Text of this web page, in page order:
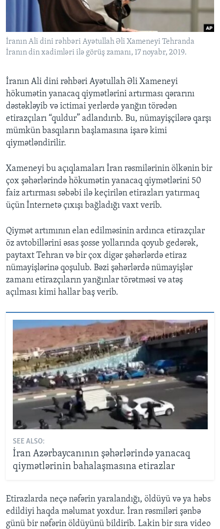
BIZI IZLƏYIN
İranın Ali dini rəhbəri Ayətullah Əli Xameneyi Tehranda
İranın din xadimləri ilə görüş zamanı, 17 noyabr, 2019.
İranın Ali dini rəhbəri Ayətullah Əli Xameneyi
hökumətin yanacaq qiymətlərini artırması qərarını
dəstəkləyib və ictimai yerlərdə yanğın törədən
etirazçıları “quldur” adlandırıb. Bu, nümayişçilərə qarşı
mümkün basqıların başlamasına işarə kimi
qiymətləndirilir.
Xameneyi bu açıqlamaları İran rəsmilərinin ölkənin bir
çox şəhərlərində hökumətin yanacaq qiymətlərini 50
faiz artırması səbəbi ilə keçirilən etirazları yatırmaq
üçün İnternetə çıxışı bağladığı vaxt verib.
Qiymət artımının elan edilməsinin ardınca etirazçılar
öz avtobillərini əsas şosse yollarında qoyub gedərək,
paytaxt Tehran və bir çox digər şəhərlərdə etiraz
nümayişlərinə qoşulub. Bəzi şəhərlərdə nümayişlər
zamanı etirazçıların yanğınlar törətməsi və atəş
açılması kimi hallar baş verib.
SEE ALSO:
İran Azərbaycanının şəhərlərində yanacaq
qiymətlərinin bahalaşmasına etirazlar
Etirazlarda neçə nəfərin yaralandığı, öldüyü və ya həbs
edildiyi haqda məlumat yoxdur. İran rəsmiləri şənbə
günü bir nəfərin öldüyünü bildirib. Lakin bir sıra video